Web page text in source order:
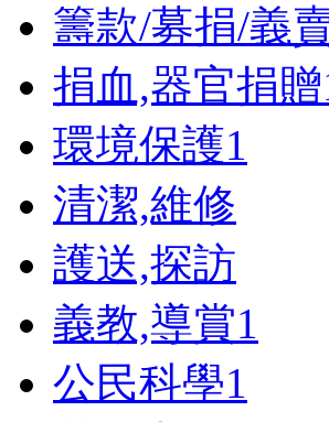
籌款/募捐/義
捐血,器官捐贈
環境保護1
清潔,維修
護送,探訪
義教,導賞1
公民科學1